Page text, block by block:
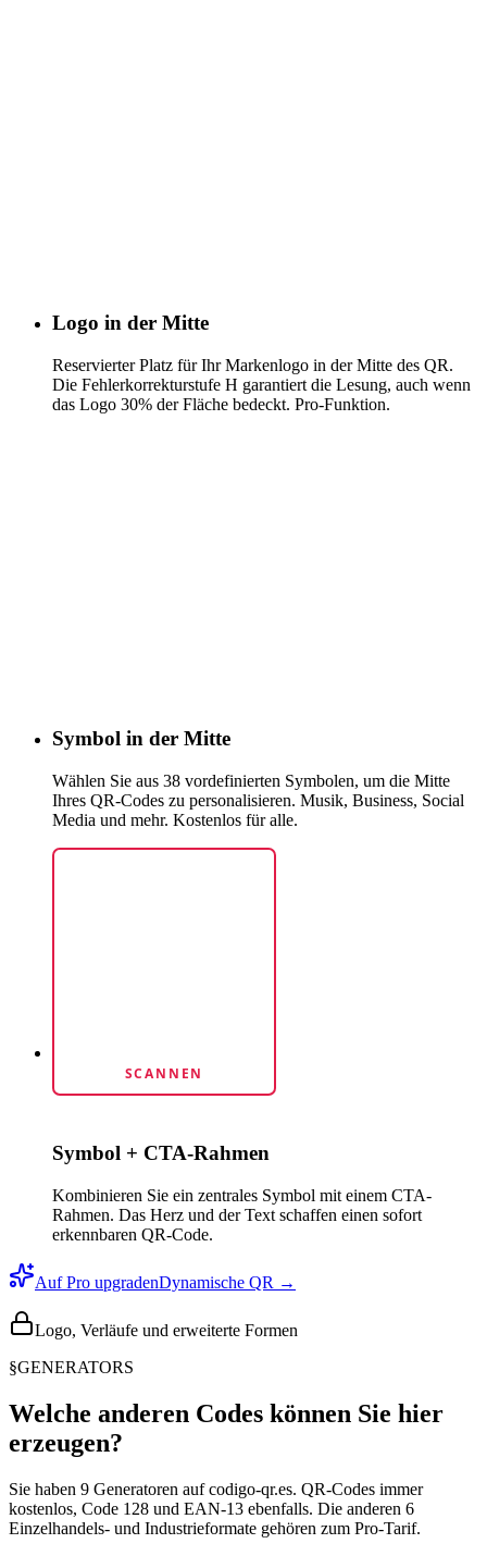
Logo in der Mitte
Reservierter Platz für Ihr Markenlogo in der Mitte des QR.
Die Fehlerkorrekturstufe H garantiert die Lesung, auch wenn
das Logo 30% der Fläche bedeckt. Pro-Funktion.
Symbol in der Mitte
Wählen Sie aus 38 vordefinierten Symbolen, um die Mitte
Ihres QR-Codes zu personalisieren. Musik, Business, Social
Media und mehr. Kostenlos für alle.
SCANNEN
Symbol + CTA-Rahmen
Kombinieren Sie ein zentrales Symbol mit einem CTA-
Rahmen. Das Herz und der Text schaffen einen sofort
erkennbaren QR-Code.
Auf Pro upgradenDynamische QR →
Logo, Verläufe und erweiterte Formen
§GENERATORS
Welche anderen Codes können Sie hier
erzeugen?
Sie haben 9 Generatoren auf codigo-qr.es. QR-Codes immer
kostenlos, Code 128 und EAN-13 ebenfalls. Die anderen 6
Einzelhandels- und Industrieformate gehören zum Pro-Tarif.